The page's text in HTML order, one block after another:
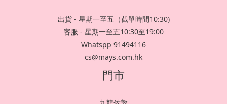
出貨 - 星期一至五（截單時間10:30)
客服 - 星期一至五10:30至19:00
Whatspp 91494116
cs@mays.com.hk
門市